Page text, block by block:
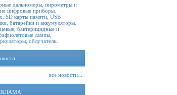
дальномеры, пирометры и
цифровые приборы.
SD карты памяти, USB
батарейки и аккумуляторы.
бактерицидные и
лампы,
облучатели.
все новости...